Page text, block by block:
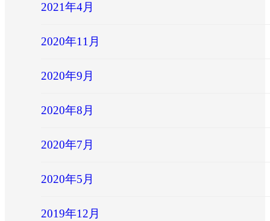
2021年4月
2020年11月
2020年9月
2020年8月
2020年7月
2020年5月
2019年12月